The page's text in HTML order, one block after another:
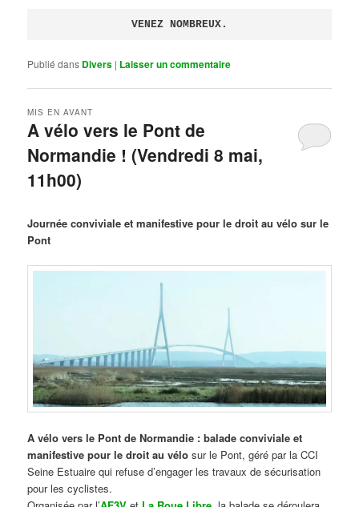
VENEZ NOMBREUX.
Publié dans Divers | Laisser un commentaire
A vélo vers le Pont de
Normandie ! (Vendredi 8 mai,
11h00)
MIS EN AVANT
Journée conviviale et manifestive pour le droit au vélo sur le
Pont
A vélo vers le Pont de Normandie : balade conviviale et
manifestive pour le droit au vélo sur le Pont, géré par la CCI
Seine Estuaire qui refuse d’engager les travaux de sécurisation
pour les cyclistes.